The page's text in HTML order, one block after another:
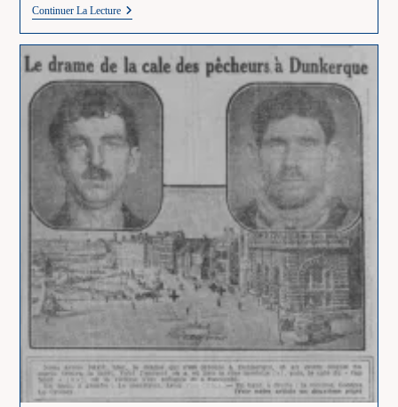
Continuer La LectureElection
Femme
En
1775
Punerot